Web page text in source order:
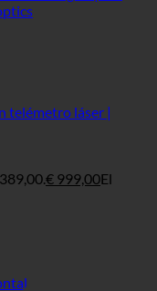
telémetro láser |
€ 999,00El